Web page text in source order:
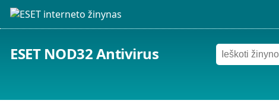
ESET NOD32 Antivirus